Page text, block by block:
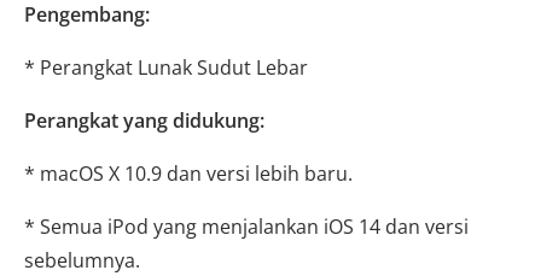
Pengembang:
* Perangkat Lunak Sudut Lebar
Perangkat yang didukung:
* macOS X 10.9 dan versi lebih baru.
* Semua iPod yang menjalankan iOS 14 dan versi
sebelumnya.